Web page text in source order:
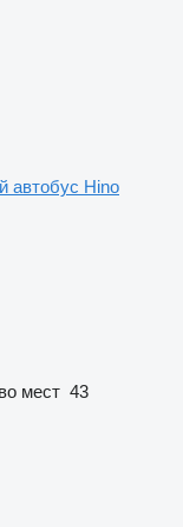
автобус Hino
мест 43